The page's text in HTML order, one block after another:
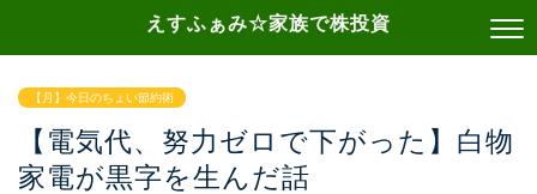
えすふぁみ☆家族で株投資
【月】今日のちょい節約術
【電気代、努力ゼロで下がった】白物
家電が黒字を生んだ話